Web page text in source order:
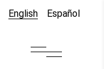
English Español